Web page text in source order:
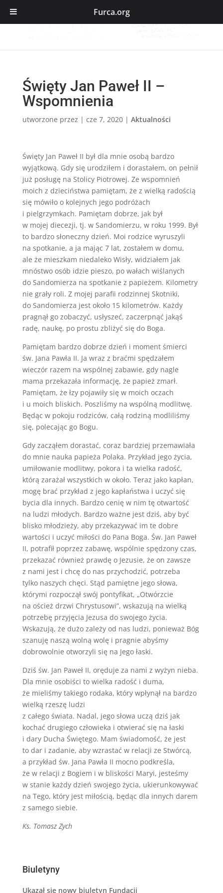
Furca.org
Święty Jan Paweł II –
Wspomnienia
utworzone przez | cze 7, 2020| Aktualności
Święty Jan Paweł II był dla mnie osobą bardzo
wyjątkową. Gdy się urodziłem i dorastałem, on pełnił
już posługę na Stolicy Piotrowej. Ze wspomnień
moich z dzieciństwa pamiętam, że z wielką radością
się mówiło o kolejnych jego podróżach
i pielgrzymkach. Pamiętam dobrze, jak był
w mojej diecezji, tj. w Sandomierzu, w roku 1999. Był
to bardzo słoneczny dzień. Moi rodzice wyruszyli
na spotkanie, a ja mając 7 lat, zostałem w domu,
ale że mieszkam niedaleko Wisły, widziałem jak
mnóstwo osób idzie pieszo, po wałach wiślanych
do Sandomierza na spotkanie z papieżem. Kilometry
nie grały roli. Z mojej parafii rodzinnej Skotniki,
do Sandomierza jest około 15 kilometrów. Każdy
pragnął go zobaczyć, usłyszeć, zaczerpnąć jakąś
radę, naukę, po prostu zbliżyć się do Boga.
Pamiętam bardzo dobrze dzień i moment śmierci
św. Jana Pawła II. Ja wraz z braćmi spędzałem
wieczór razem na wspólnej zabawie, gdy nagle
mama przekazała informację, że papież zmarł.
Pamiętam, że łzy pojawiły się w moich oczach
i u moich bliskich. Poszliśmy na wspólną modlitwę.
Będąc w pokoju rodziców, całą rodziną modliliśmy
się, polecając go Bogu.
Gdy zacząłem dorastać, coraz bardziej przemawiała
do mnie nauka papieża Polaka. Przykład jego życia,
umiłowanie modlitwy, pokora i ta wielka radość,
którą zarażał wszystkich w około. Teraz jako kapłan,
mogę brać przykład z jego kapłaństwa i uczyć się
bycia dla innych. Bardzo cenię w nim tę otwartość
na ludzi młodych. Bardzo ważne jest dziś, aby być
blisko młodzieży, aby przekazywać im te dobre
wartości i uczyć miłości do Pana Boga. Św. Jan Paweł
II, potrafił poprzez zabawę, wspólnie spędzony czas,
przekazać również prawdę o Jezusie, że on zawsze
z nami jest i chcę do nas przychodzić, potrzeba
tylko naszych chęci. Stąd pamiętne jego słowa,
którymi rozpoczął swój pontyfikat, „Otwórzcie
na oścież drzwi Chrystusowi”, wskazują na wielką
potrzebę przyjęcia Jezusa do swojego życia.
Wskazują, że dużo zależy od nas ludzi, ponieważ Bóg
szanuję naszą wolną wolę i pragnie abyśmy
dobrowolnie otworzyli się na Jego łaski.
Dziś św. Jan Paweł II, oręduje za nami z wyżyn nieba.
Dla mnie osobiści to wielka radość i duma,
że mieliśmy takiego rodaka, który wpłynął na bardzo
wielką rzeszę ludzi
z całego świata. Nadal, jego słowa uczą dziś jak
kochać drugiego człowieka i otwierać się na łaski
i dary Ducha Świętego. Mam świadomość, że jest
to dar i zadanie, aby wzrastać w relacji ze Stwórcą,
a przykład św. Jana Pawła II mocno podkreśla,
że w relacji z Bogiem i w bliskości Maryi, jesteśmy
w stanie każdy dzień swojego życia, ukierunkowywać
na Tego, który jest miłością, będąc dla innych darem
z samego siebie.
Ks. Tomasz Zych
Biuletyny
Ukazał się nowy biuletyn Fundacji